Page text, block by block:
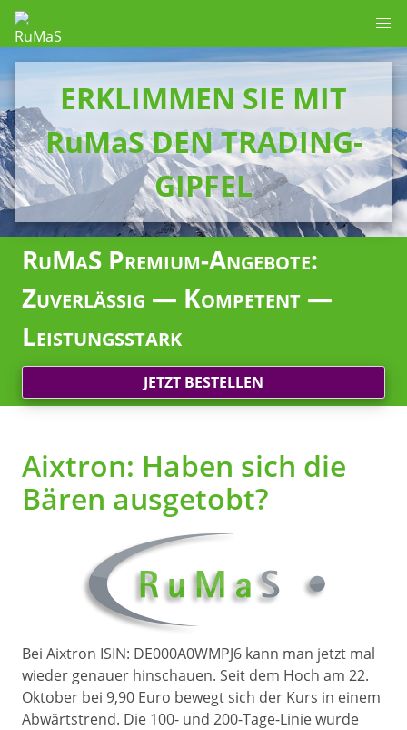
ERKLIMMEN SIE MIT
RuMaS DEN TRADING-
GIPFEL
RuMaS Premium-Angebote:
Zuverlässig — Kompetent —
Leistungsstark
JETZT BESTELLEN
Aixtron: Haben sich die
Bären ausgetobt?
Bei Aixtron ISIN: DE000A0WMPJ6 kann man jetzt mal
wieder genauer hinschauen. Seit dem Hoch am 22.
Oktober bei 9,90 Euro bewegt sich der Kurs in einem
Abwärtstrend. Die 100- und 200-Tage-Linie wurde